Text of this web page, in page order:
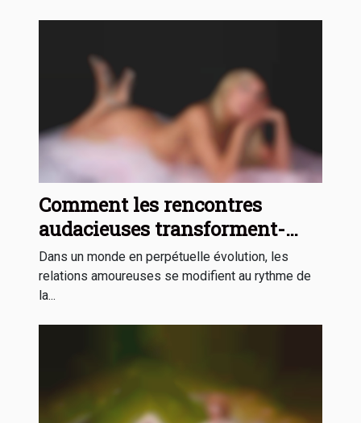
Comment les rencontres
audacieuses transforment-
elles les relations modernes ?
Dans un monde en perpétuelle évolution, les
relations amoureuses se modifient au rythme de
la...